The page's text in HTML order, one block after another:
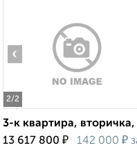
2/2
‹
3-к квартира,
13 617 800 ₽ 142 000 ₽